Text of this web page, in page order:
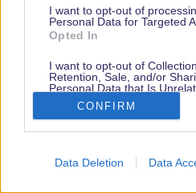
I want to opt-out of
Personal Data for Targeted
Opted In
I want to opt-out of
Retention, Sale, and/or
Personal Data that Is
Purposes for which it was
Opted Out
CONFIRM
Data Deletion Data
und Ihr möchtet auf dem
Dann dürft Ihr Euch
entgehen lassen! Hier
rund um die Parks
Merchandise ist dieses
Schon neugierig? Dann lest